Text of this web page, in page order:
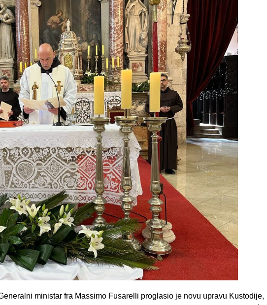
ministar fra Massimo Fusarelli proglasio je novu upravu Kustodije,